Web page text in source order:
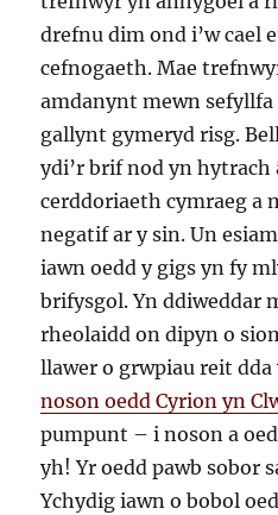
drefnu dim ond i’w cael
cefnogaeth. Mae
amdanynt mewn
gallynt gymeryd risg.
ydi’r brif nod yn hytrach
cerddoriaeth cymraeg a
negatif ar y sin. Un
iawn oedd y gigs yn fy
brifysgol. Yn ddiweddar
rheolaidd on dipyn o
llawer o grwpiau reit dda
noson oedd Cyrion yn
pumpunt – i noson a
yh! Yr oedd pawb sobor
Ychydig iawn o bobol